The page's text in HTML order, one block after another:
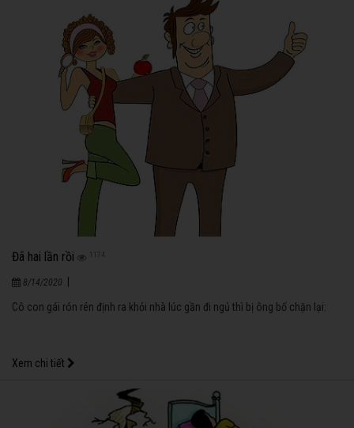
Đã hai lần rồi 1174
8/14/2020
Cô con gái rón rén định ra khỏi nhà lúc gần đi ngủ thì bị ông bố chặn lại:
Xem chi tiết